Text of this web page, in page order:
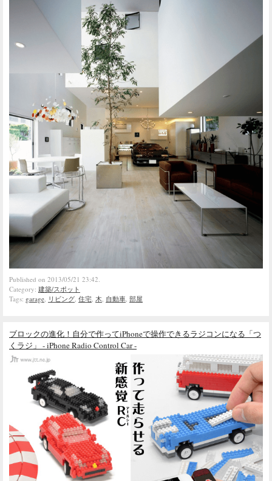
Published on 2013/05/21 23:42.
Category: 建築/スポット
Tags: garage, リビング, 住宅, 木, 自動車, 部屋
ブロックの進化！自分で作ってiPhoneで操作できるラジコンになる「つ
くラジ」 - iPhone Radio Control Car -